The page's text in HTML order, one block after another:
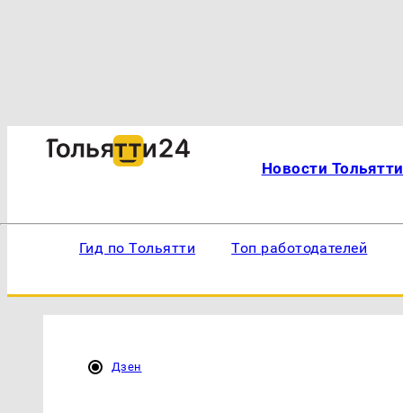
Новости Тольятти
Гид по Тольятти Топ работодателей
Дзен